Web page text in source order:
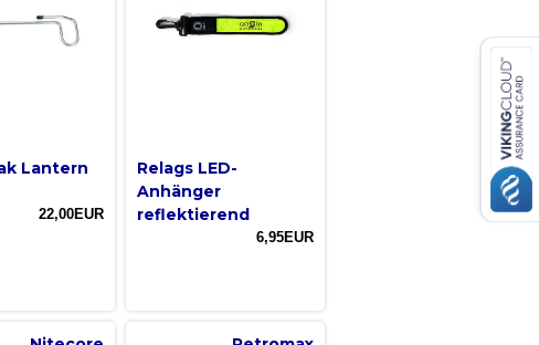
Lantern
22,00EUR
Relags LED-
Anhänger
reflektierend
6,95EUR